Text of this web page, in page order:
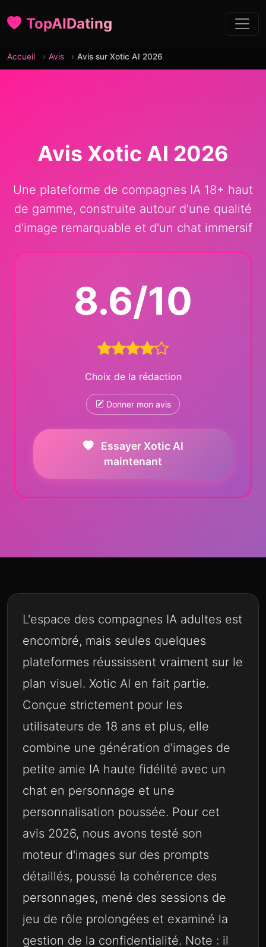
TopAIDating
Accueil Avis Avis sur Xotic AI 2026
Avis Xotic AI 2026
Une plateforme de compagnes IA 18+ haut
de gamme, construite autour d'une qualité
d'image remarquable et d'un chat immersif
8.6/10
Choix de la rédaction
Donner mon avis
Essayer Xotic AI
maintenant
L'espace des compagnes IA adultes est
encombré, mais seules quelques
plateformes réussissent vraiment sur le
plan visuel. Xotic AI en fait partie.
Conçue strictement pour les
utilisateurs de 18 ans et plus, elle
combine une génération d'images de
petite amie IA haute fidélité avec un
chat en personnage et une
personnalisation poussée. Pour cet
avis 2026, nous avons testé son
moteur d'images sur des prompts
détaillés, poussé la cohérence des
personnages, mené des sessions de
jeu de rôle prolongées et examiné la
gestion de la confidentialité. Note : il